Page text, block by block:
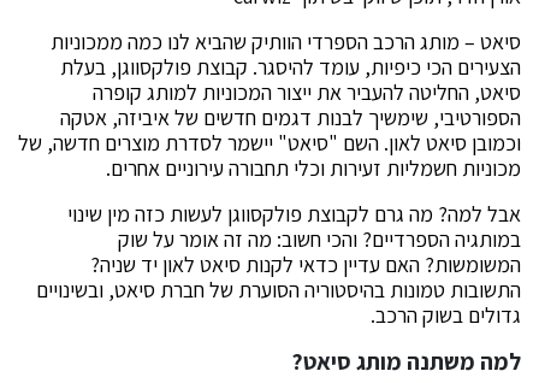
סיאט – מותג הרכב הספרדי הוותיק שהביא לנו כמה ממכוניות
הצעירים הכי כיפיות, עומד להיסגר. קבוצת פולקסווגן, בעלת
סיאט, החליטה להעביר את ייצור המכוניות למותג קופרה
הספורטיבי, שימשיך לבנות דגמים חדשים של איביזה, אטקה
וכמובן סיאט לאון. השם "סיאט" יישמר לסדרת מוצרים חדשה, של
מכוניות חשמליות זעירות וכלי תחבורה עירוניים אחרים.
אבל למה? מה גרם לקבוצת פולקסווגן לעשות כזה מין שינוי
במותגיה הספרדיים? והכי חשוב: מה זה אומר על שוק
המשומשות? האם עדיין כדאי לקנות סיאט לאון יד שניה?
התשובות טמונות בהיסטוריה הסוערת של חברת סיאט, ובשינויים
גדולים בשוק הרכב.
למה משתנה מותג סיאט?